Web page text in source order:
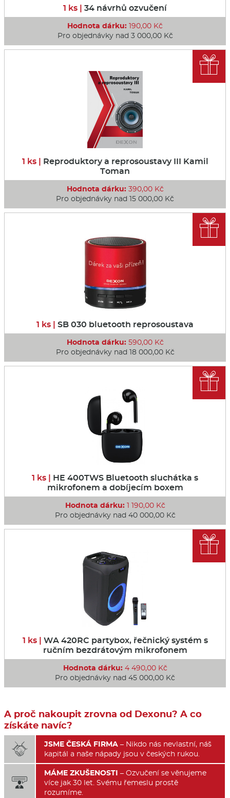
1 ks | 34 návrhů ozvučení
Hodnota dárku: 190,00 Kč
Pro objednávky nad 3 000,00 Kč
1 ks | Reproduktory a reprosoustavy III Kamil
Toman
Hodnota dárku:390,00 Kč
Pro objednávky nad 15 000,00 Kč

1 ks | SB 030 bluetooth reprosoustava
Hodnota dárku:590,00 Kč
Pro objednávky nad 18 000,00 Kč

1 ks | HE 400TWS Bluetooth sluchátka s
mikrofonem a dobíjecím boxem
Hodnota dárku:1 190,00 Kč
Pro objednávky nad 40 000,00 Kč

1 ks | WA 420RC partybox, řečnický systém s
ručním bezdrátovým mikrofonem
Hodnota dárku:4 490,00 Kč
Pro objednávky nad 45 000,00 Kč

A proč nakoupit zrovna od Dexonu? A co
získáte navíc?
 JSME ČESKÁ FIRMA – Nikdo nás nevlastní, náš
kapitál a naše nápady jsou v českých rukou.

MÁME ZKUŠENOSTI – Ozvučení se věnujeme
více jak 30 let. Svému řemeslu prostě
rozumíme.